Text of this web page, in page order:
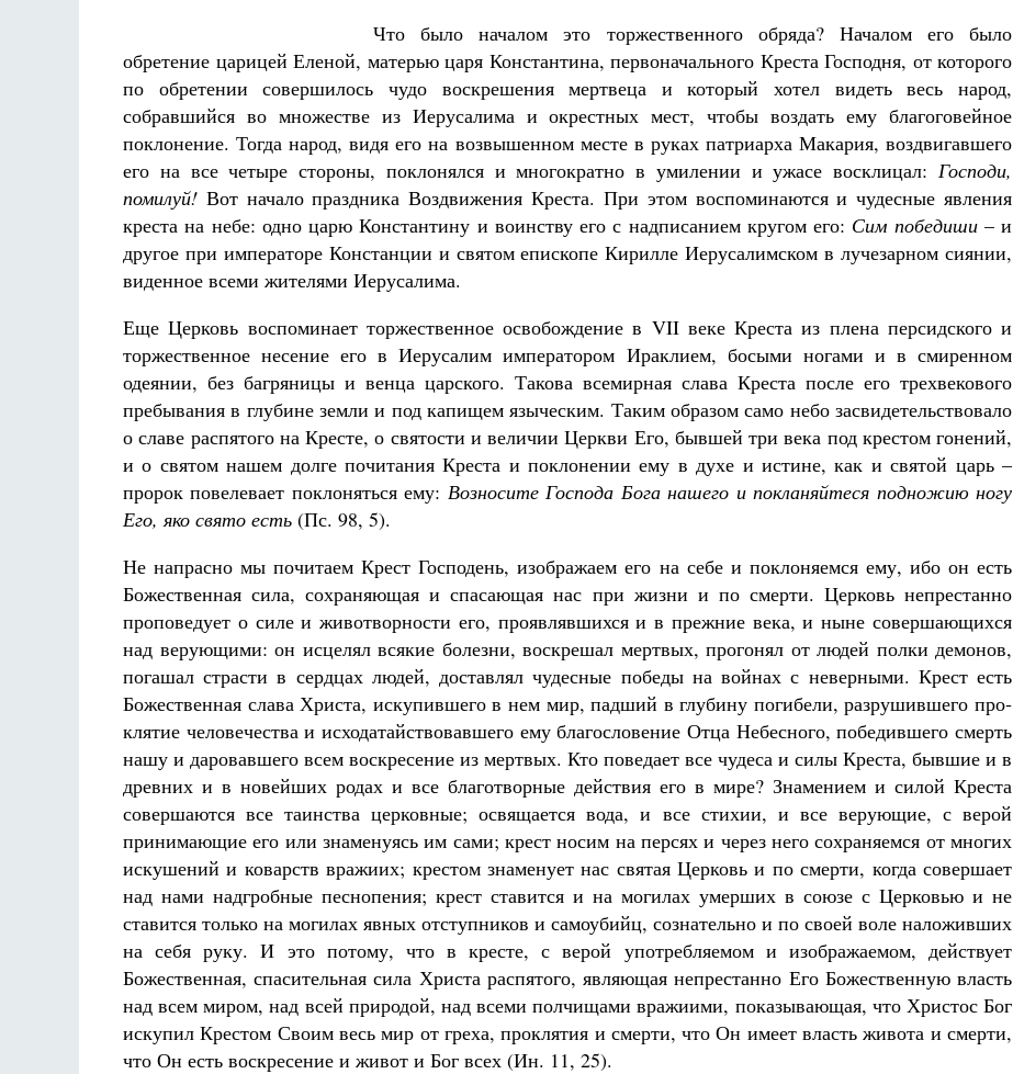
Что было началом это торжественного обряда? Началом его было
обретение царицей Еленой, матерью царя Констан­тина, первоначального Креста Господня, от которого
по обре­тении совершилось чудо воскрешения мертвеца и который хотел видеть весь народ,
собравшийся во множестве из Иеру­салима и окрестных мест, чтобы воздать ему благоговейное
поклонение. Тогда народ, видя его на возвышенном месте в руках патриарха Макария, воздвигавшего
его на все четыре стороны, поклонялся и многократно в умилении и ужасе вос­клицал: Господи,
помилуй! Вот начало праздника Воздвиже­ния Креста. При этом воспоминаются и чудесные явления
креста на небе: одно царю Константину и воинству его с надписанием кругом его: Сим победиши– и
другое при императо­ре Констанции и святом епископе Кирилле Иерусалимском в лучезарном сиянии,
виденное всеми жителями Иерусалима.
Еще Церковь воспоминает торжественное освобождение в VII веке Креста из плена персидского и
торжественное несе­ние его в Иерусалим императором Ираклием, босыми ногами и в смиренном
одеянии, без багряницы и венца царского. Та­кова всемирная слава Креста после его трехвекового
пребыва­ния в глубине земли и под капищем языческим. Таким обра­зом само небо засвидетельствовало
о славе распятого на Кре­сте, о святости и величии Церкви Его, бывшей три века под крестом гонений,
и о святом нашем долге почитания Креста и поклонении ему в духе и истине, как и святой царь –
пророк по­велевает поклоняться ему: Возносите Господа Бога нашего и покланяйтеся подножию ногу
Его, яко свято есть (Пс. 98, 5).
Не напрасно мы почитаем Крест Господень, изображаем его на себе и поклоняемся ему, ибо он есть
Божественная си­ла, сохраняющая и спасающая нас при жизни и по смерти. Церковь непрестанно
проповедует о силе и животворности его, проявлявшихся и в прежние века, и ныне совершающих­ся
над верующими: он исцелял всякие болезни, воскрешал мертвых, прогонял от людей полки демонов,
погашал страсти в сердцах людей, доставлял чудесные победы на войнах с не­верными. Крест есть
Божественная слава Христа, искупивше­го в нем мир, падший в глубину погибели, разрушившего про­
клятие человечества и исходатайствовавшего ему благослове­ние Отца Небесного, победившего смерть
нашу и даровавше­го всем воскресение из мертвых. Кто поведает все чудеса и си­лы Креста, бывшие и в
древних и в новейших родах и все бла­готворные действия его в мире? Знамением и силой Креста
совершаются все таинства церковные; освящается вода, и все стихии, и все верующие, с верой
принимающие его или знаменуясь им сами; крест носим на персях и через него сохраняем­ся от многих
искушений и коварств вражиих; крестом знаме­нует нас святая Церковь и по смерти, когда совершает
над нами надгробные песнопения; крест ставится и на могилах умерших в союзе с Церковью и не
ставится только на могилах явных отступников и самоубийц, сознательно и по своей воле наложивших
на себя руку. И это потому, что в кресте, с верой употребляемом и изображаемом, действует
Божественная, спасительная сила Христа распятого, являющая непрестанно Его Божественную власть
над всем миром, над всей природой, над всеми полчищами вражиими, показывающая, что Христос Бог
искупил Крестом Своим весь мир от греха, проклятия и смерти, что Он имеет власть живота и смерти,
что Он есть вос­кресение и живот и Бог всех (Ин. 11, 25).
Разлуки не будет
Фредерика де Грааф Как найти своё место в жизни
Кирилл Мурышев
святого
Роман Котов